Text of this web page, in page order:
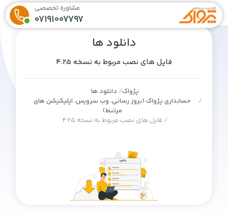
مشاوره تخصصی
07191007797
دانلود ها
فایل های نصب مربوط به نسخه 4.25
پژواک دانلود ها
حسابداری پژواک (بروز رسانی، وب سرویس، اپلیکیشن های
مرتبط)
فایل های نصب مربوط به نسخه 4.25